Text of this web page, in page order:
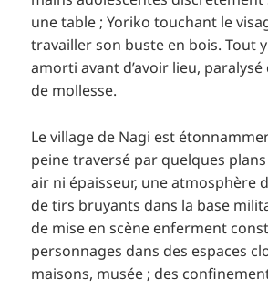
une table ; Yoriko touchant le
travailler son buste en bois. Tout
amorti avant d’avoir lieu,
de mollesse.
Le village de Nagi est
peine traversé par quelques
air ni épaisseur, une atmosphère
de tirs bruyants dans la base
de mise en scène enferment
personnages dans des espaces
maisons, musée ; des